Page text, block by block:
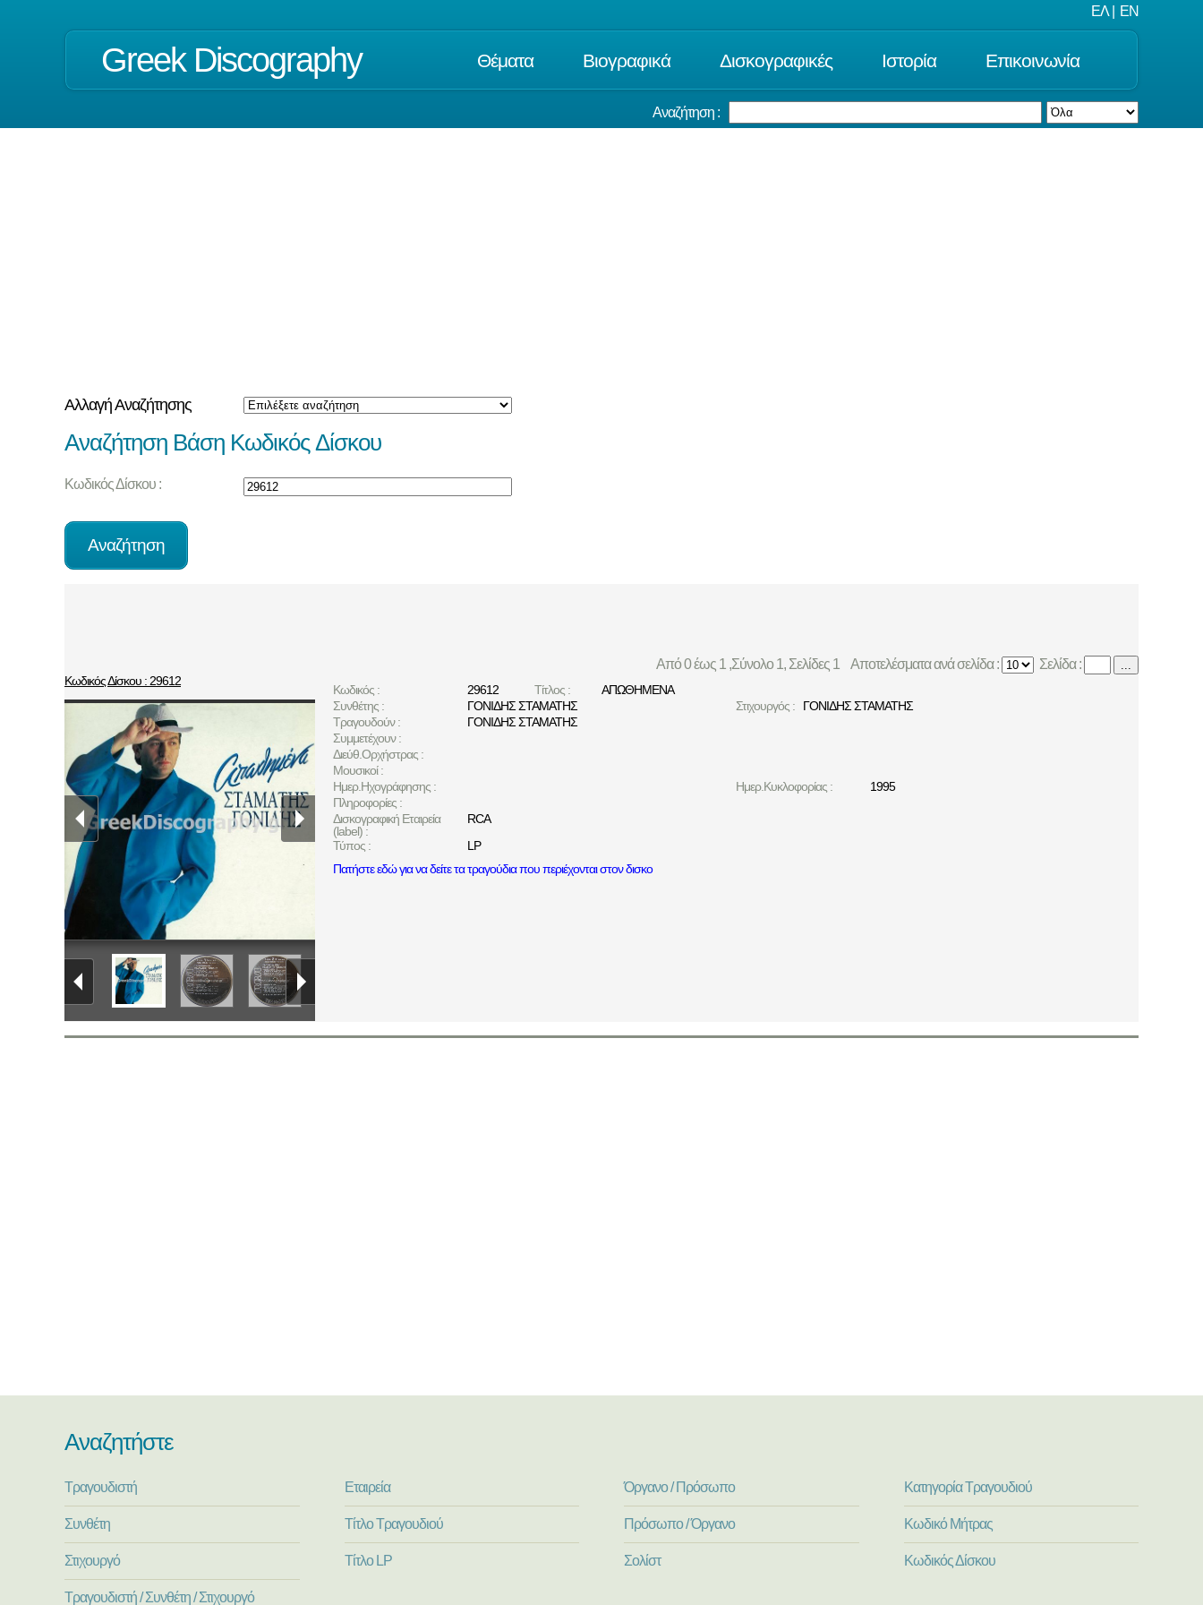
ΕΛ EN
Greek Discography Θέματα Βιογραφικά Δισκογραφικές Ιστορία Επικοινωνία
Αναζήτηση :
Αλλαγή Αναζήτησης
Αναζήτηση Βάση Κωδικός Δίσκου
Κωδικός Δίσκου :
Από 0 έως 1 ,Σύνολο 1, Σελίδες 1 Αποτελέσματα ανά σελίδα : Σελίδα : ...
Κωδικός Δίσκου : 29612
Κωδικός : 29612 Τίτλος :
ΑΠΩΘΗΜΕΝΑ
Συνθέτης :
ΓΟΝΙΔΗΣ ΣΤΑΜΑΤΗΣ Στιχουργός :
ΓΟΝΙΔΗΣ ΣΤΑΜΑΤΗΣ
Τραγουδούν :
ΓΟΝΙΔΗΣ ΣΤΑΜΑΤΗΣ
Συμμετέχουν :
Διεύθ.Ορχήστρας :
Μουσικοί :
Ημερ.Ηχογράφησης :
Ημερ.Κυκλοφορίας :
1995
Πληροφορίες :
Δισκογραφική Εταιρεία
(label) :
RCA
Τύπος :
LP
Πατήστε εδώ για να δείτε τα τραγούδια που περιέχονται στον δισκο
Αναζητήστε
Τραγουδιστή
Συνθέτη
Στιχουργό
Τραγουδιστή / Συνθέτη / Στιχουργό
Εταιρεία
Τίτλο Τραγουδιού
Τίτλο LP
Όργανο / Πρόσωπο
Πρόσωπο / Όργανο
Σολίστ
Κατηγορία Τραγουδιού
Κωδικό Μήτρας
Κωδικός Δίσκου